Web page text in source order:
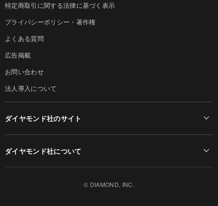
特定商取引に関する法律に基づく表示
プライバシーポリシー・著作権
よくある質問
広告掲載
お問い合わせ
法人導入について
ダイヤモンド社のサイト
ダイヤモンド社について
© DIAMOND, INC.